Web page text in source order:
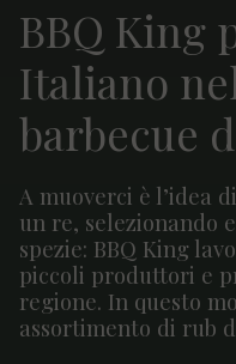
BBQ King
Italiano
barbecue
A muoverci è l’idea
un re, selezionando
spezie: BBQ King
piccoli produttori e
regione. In questo
assortimento di rub